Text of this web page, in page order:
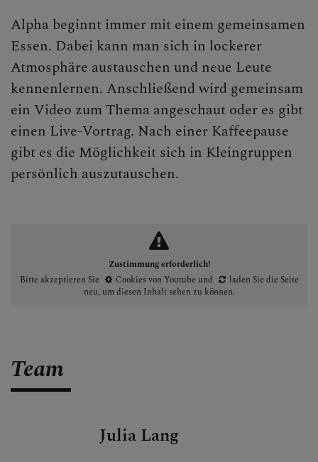
Alpha beginnt immer mit einem gemeinsamen
Essen. Dabei kann man sich in lockerer
Atmosphäre austauschen und neue Leute
kennenlernen. Anschließend wird gemeinsam
ein Video zum Thema angeschaut oder es gibt
einen Live-Vortrag. Nach einer Kaffeepause
gibt es die Möglichkeit sich in Kleingruppen
persönlich auszutauschen.
Zustimmung erforderlich!
Bitte akzeptieren Sie
Cookies von Youtube und
laden Sie die Seite
neu, um diesen Inhalt sehen zu können.
Team
Julia Lang